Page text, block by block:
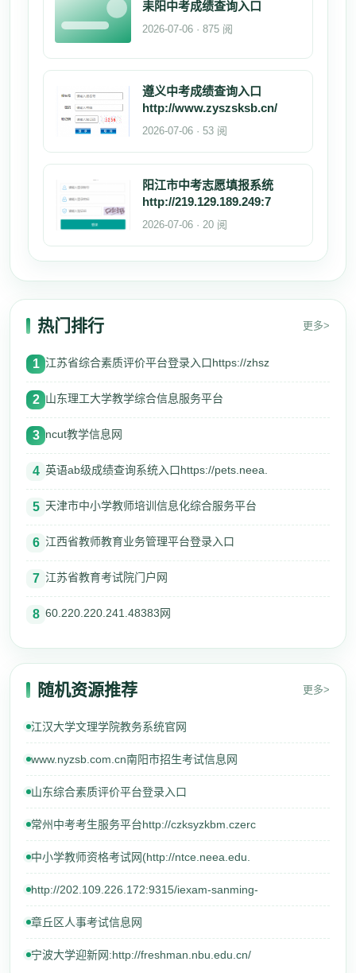
耒阳中考成绩查询入口
2026-07-06 · 875 阅
遵义中考成绩查询入口
http://www.zyszsksb.cn/
2026-07-06 · 53 阅
阳江市中考志愿填报系统
http://219.129.189.249:7
2026-07-06 · 20 阅
热门排行 更多>
1 江苏省综合素质评价平台登录入口https://zhsz
2 山东理工大学教学综合信息服务平台
3 ncut教学信息网
4 英语ab级成绩查询系统入口https://pets.neea.
5 天津市中小学教师培训信息化综合服务平台
6 江西省教师教育业务管理平台登录入口
7 江苏省教育考试院门户网
8 60.220.220.241.48383网
随机资源推荐 更多>
江汉大学文理学院教务系统官网
www.nyzsb.com.cn南阳市招生考试信息网
山东综合素质评价平台登录入口
常州中考考生服务平台http://czksyzkbm.czerc
中小学教师资格考试网(http://ntce.neea.edu.
http://202.109.226.172:9315/iexam-sanming-
章丘区人事考试信息网
宁波大学迎新网:http://freshman.nbu.edu.cn/